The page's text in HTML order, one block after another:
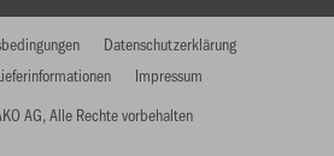
AG, Alle Rechte vorbehalten
Datenschutzerklärung
Impressum